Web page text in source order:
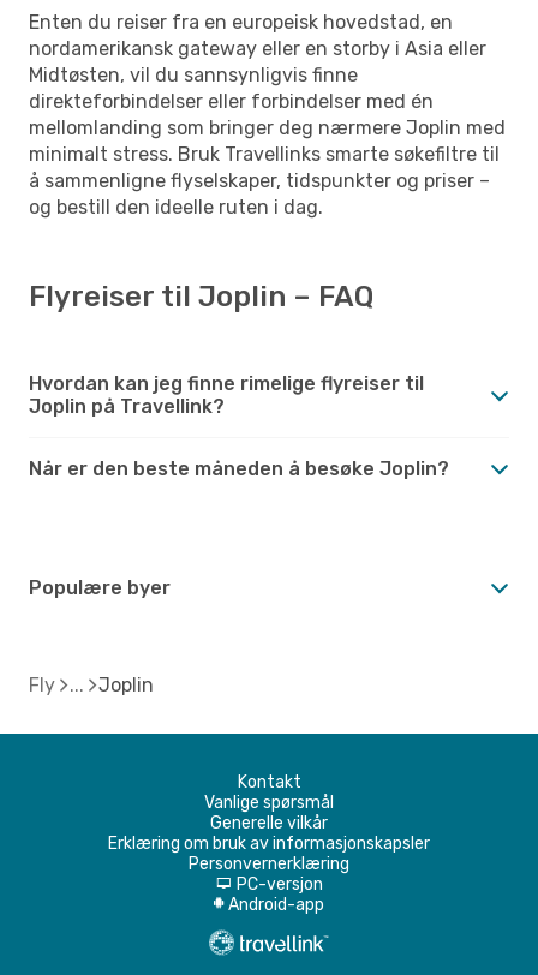
Enten du reiser fra en europeisk hovedstad, en
nordamerikansk gateway eller en storby i Asia eller
Midtøsten, vil du sannsynligvis finne
direkteforbindelser eller forbindelser med én
mellomlanding som bringer deg nærmere Joplin med
minimalt stress. Bruk Travellinks smarte søkefiltre til
å sammenligne flyselskaper, tidspunkter og priser –
og bestill den ideelle ruten i dag.
Flyreiser til Joplin – FAQ
Hvordan kan jeg finne rimelige flyreiser til
Joplin på Travellink?
Når er den beste måneden å besøke Joplin?
Populære byer
Fly Joplin
Kontakt
Vanlige spørsmål
Generelle vilkår
Erklæring om bruk av informasjonskapsler
Personvernerklæring
d PC-versjon
A Android-app